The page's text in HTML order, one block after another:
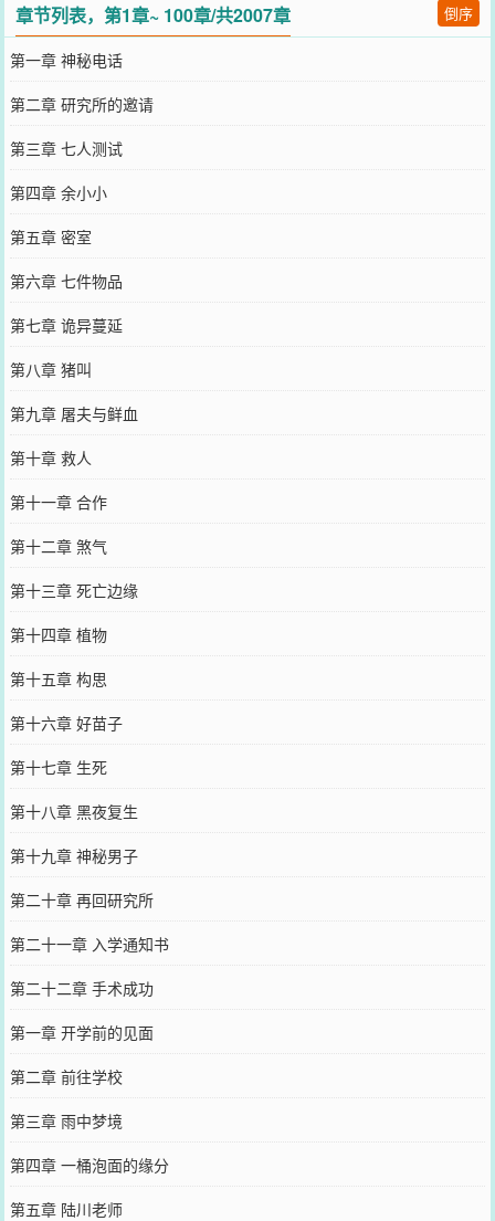
章节列表，第1章~ 100章/共2007章 倒序
第一章 神秘电话
第二章 研究所的邀请
第三章 七人测试
第四章 余小小
第五章 密室
第六章 七件物品
第七章 诡异蔓延
第八章 猪叫
第九章 屠夫与鲜血
第十章 救人
第十一章 合作
第十二章 煞气
第十三章 死亡边缘
第十四章 植物
第十五章 构思
第十六章 好苗子
第十七章 生死
第十八章 黑夜复生
第十九章 神秘男子
第二十章 再回研究所
第二十一章 入学通知书
第二十二章 手术成功
第一章 开学前的见面
第二章 前往学校
第三章 雨中梦境
第四章 一桶泡面的缘分
第五章 陆川老师